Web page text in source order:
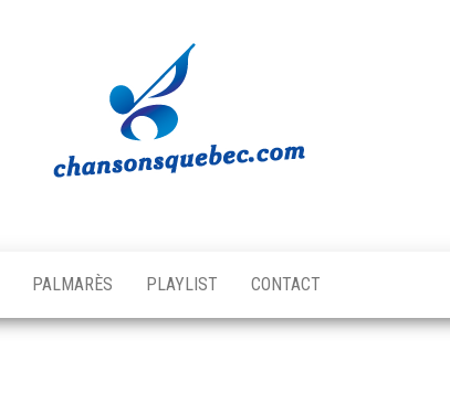
Québec
musicale
québécoise!
PALMARÈS PLAYLIST CONTACT